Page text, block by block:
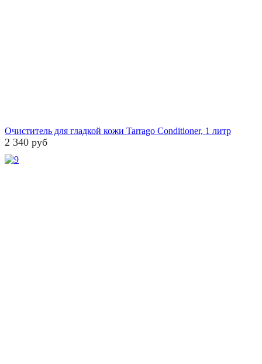
Очиститель для гладкой кожи Tarrago Conditioner, 1 литр
2 340 руб